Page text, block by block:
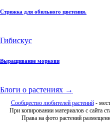
Стрижка для обильного цветения.
Гибискус
Выращивание моркови
Блоги о растениях →
Сообщество любителей растений-
При копировании материалов с сайта
Права на фото растений